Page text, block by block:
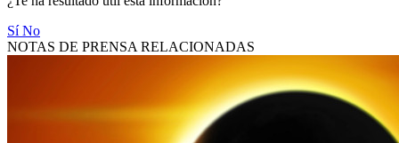
SíNo
NOTAS DE PRENSA RELACIONADAS